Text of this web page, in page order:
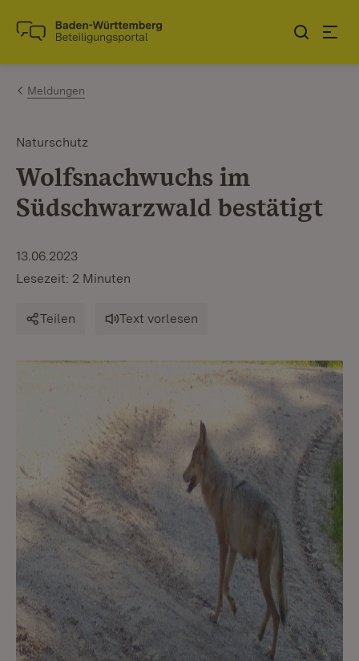
Zum Inhalt springen
Link zur Startseite
Meldungen
Naturschutz
Wolfsnachwuchs im
Südschwarzwald bestätigt
13.06.2023
Lesezeit: 2 Minuten
Teilen Text vorlesen